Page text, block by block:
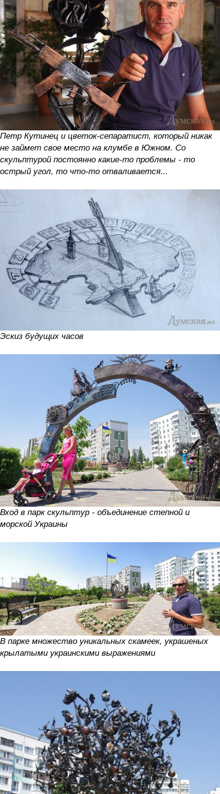
Петр Кутинец и цветок-сепаратист, который никак
не займет свое место на клумбе в Южном. Со
скульптурой постоянно какие-то проблемы - то
острый угол, то что-то отваливается...
Эскиз будущих часов
Вход в парк скульптур - объединение степной и
морской Украины
В парке множество уникальных скамеек, украшеных
крылатыми украинскими выражениями